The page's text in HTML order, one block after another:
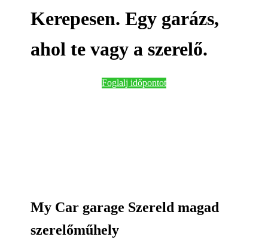
Kerepesen. Egy garázs,
ahol te vagy a szerelő.
Foglalj időpontot
My Car garage Szereld magad
szerelőműhely